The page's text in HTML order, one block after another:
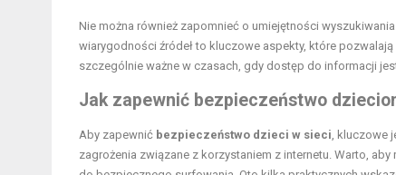
Nie można również zapomnieć o umiejętności
wiarygodności źródeł to kluczowe aspekty, które
szczególnie ważne w czasach, gdy dostęp do informacji
Jak zapewnić bezpieczeństwo
Aby zapewnić bezpieczeństwo dzieci w sieci, kluczowe
zagrożenia związane z korzystaniem z internetu. Warto,